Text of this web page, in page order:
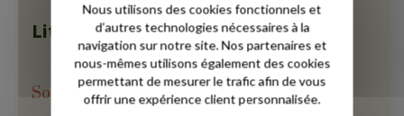
Lit bouclette écru - Novobed
Soutien ferme
Nous utilisons des cookies fonctionnels et
d’autres technologies nécessaires à la
navigation sur notre site. Nos partenaires et
nous-mêmes utilisons également des cookies
permettant de mesurer le trafic afin de vous
offrir une expérience client personnalisée.